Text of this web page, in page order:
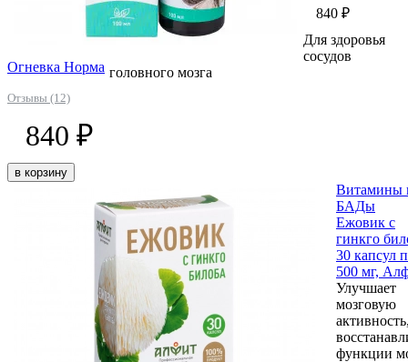
Огневка Норма
Отзывы (12)
840 ₽
Для здоровья
сосудов
головного мозга
840 ₽
в корзину
Витамины
БАДы
Ежовик с
гинкго
30 капсул
500 мг,
Улучшает
мозговую
функции